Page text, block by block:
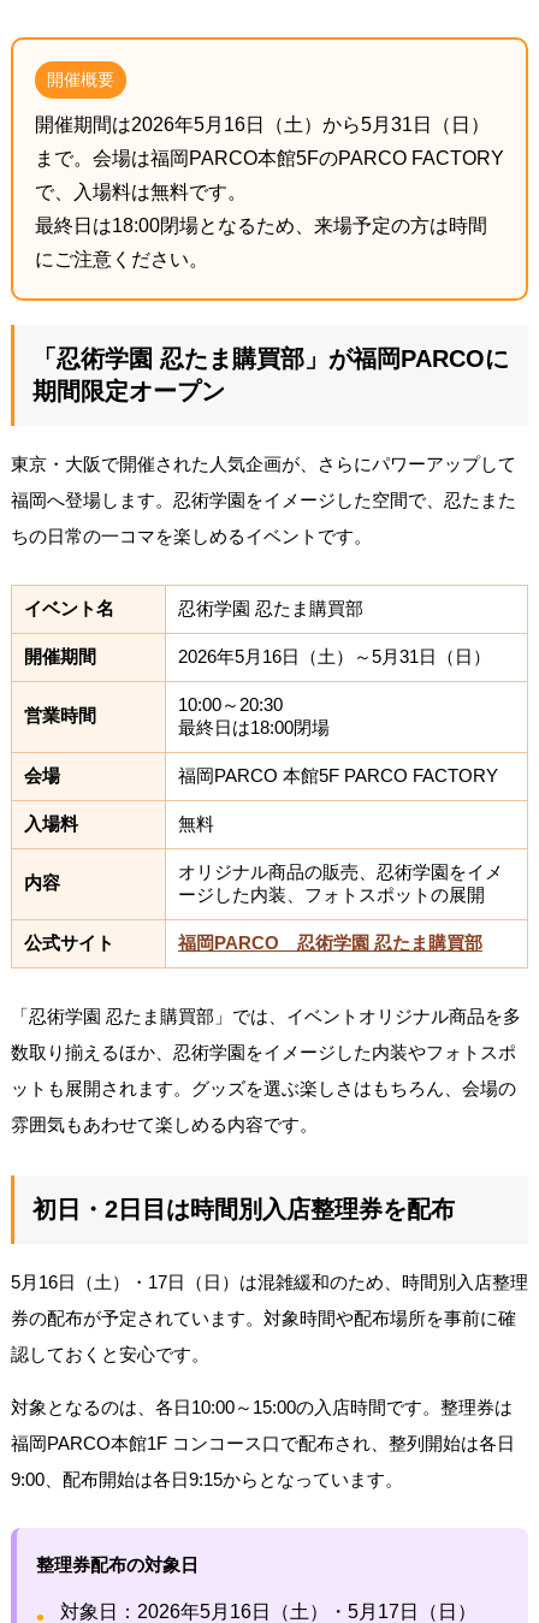
開催概要
開催期間は2026年5月16日（土）から5月31日（日）
まで。会場は福岡PARCO本館5FのPARCO FACTORY
で、入場料は無料です。
最終日は18:00閉場となるため、来場予定の方は時間
にご注意ください。
「忍術学園 忍たま購買部」が福岡PARCOに
期間限定オープン
東京・大阪で開催された人気企画が、さらにパワーアップして
福岡へ登場します。忍術学園をイメージした空間で、忍たまた
ちの日常の一コマを楽しめるイベントです。
イベント名 忍術学園 忍たま購買部
開催期間 2026年5月16日（土）～5月31日（日）
営業時間
10:00～20:30
最終日は18:00閉場
会場 福岡PARCO 本館5F PARCO FACTORY
入場料 無料
内容
オリジナル商品の販売、忍術学園をイメ
ージした内装、フォトスポットの展開
公式サイト 福岡PARCO 忍術学園 忍たま購買部
「忍術学園 忍たま購買部」では、イベントオリジナル商品を多
数取り揃えるほか、忍術学園をイメージした内装やフォトスポ
ットも展開されます。グッズを選ぶ楽しさはもちろん、会場の
雰囲気もあわせて楽しめる内容です。
初日・2日目は時間別入店整理券を配布
5月16日（土）・17日（日）は混雑緩和のため、時間別入店整理
券の配布が予定されています。対象時間や配布場所を事前に確
認しておくと安心です。
対象となるのは、各日10:00～15:00の入店時間です。整理券は
福岡PARCO本館1F コンコース口で配布され、整列開始は各日
9:00、配布開始は各日9:15からとなっています。
整理券配布の対象日
対象日：2026年5月16日（土）・5月17日（日）